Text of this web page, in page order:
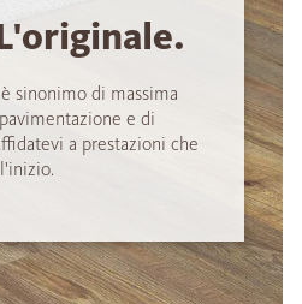
sinonimo di massima
e di
a prestazioni che